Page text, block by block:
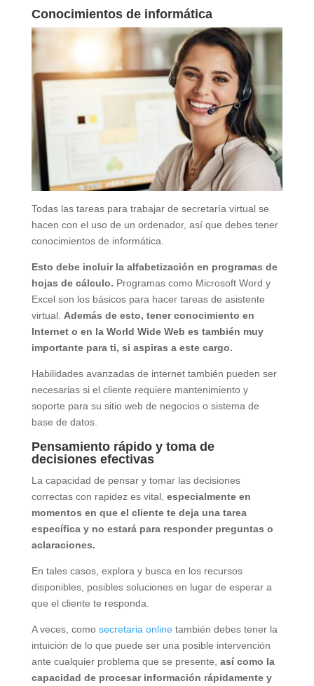
Conocimientos de informática
Todas las tareas para trabajar de secretaría virtual se
hacen con el uso de un ordenador, así que debes tener
conocimientos de informática.
Esto debe incluir la alfabetización en programas de
hojas de cálculo. Programas como Microsoft Word y
Excel son los básicos para hacer tareas de asistente
virtual. Además de esto, tener conocimiento en
Internet o en la World Wide Web es también muy
importante para ti, si aspiras a este cargo.
Habilidades avanzadas de internet también pueden ser
necesarias si el cliente requiere mantenimiento y
soporte para su sitio web de negocios o sistema de
base de datos.
Pensamiento rápido y toma de
decisiones efectivas
La capacidad de pensar y tomar las decisiones
correctas con rapidez es vital, especialmente en
momentos en que el cliente te deja una tarea
específica y no estará para responder preguntas o
aclaraciones.
En tales casos, explora y busca en los recursos
disponibles, posibles soluciones en lugar de esperar a
que el cliente te responda.
A veces, como secretaria onlinetambién debes tener la
intuición de lo que puede ser una posible intervención
ante cualquier problema que se presente, así como la
capacidad de procesar información rápidamente y